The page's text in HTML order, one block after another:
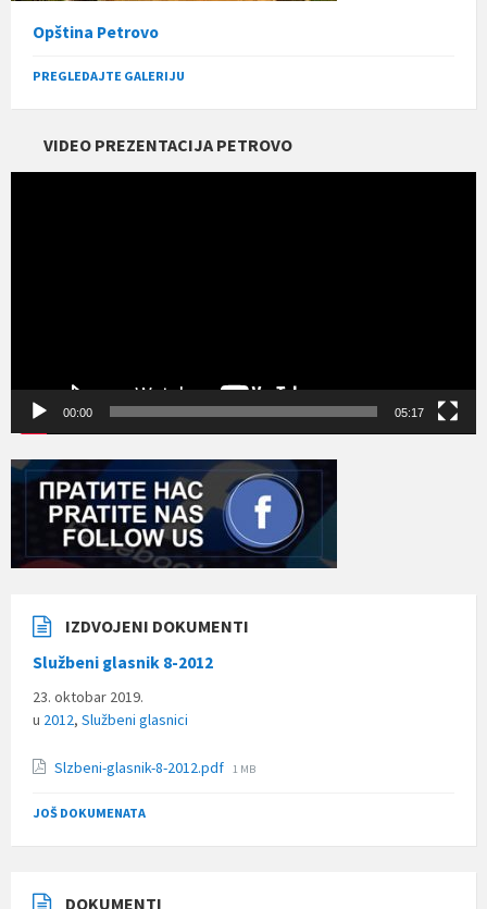
Opština Petrovo
PREGLEDAJTE GALERIJU
VIDEO PREZENTACIJA PETROVO
00:00 05:17
IZDVOJENI DOKUMENTI
Službeni glasnik 8-2012
23. oktobar 2019.
u 2012, Službeni glasnici
Slzbeni-glasnik-8-2012.pdf File
1 MB
JOŠ DOKUMENATA
DOKUMENTI